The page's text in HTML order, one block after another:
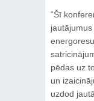
“Šī
pēdas uz
un
uzdod